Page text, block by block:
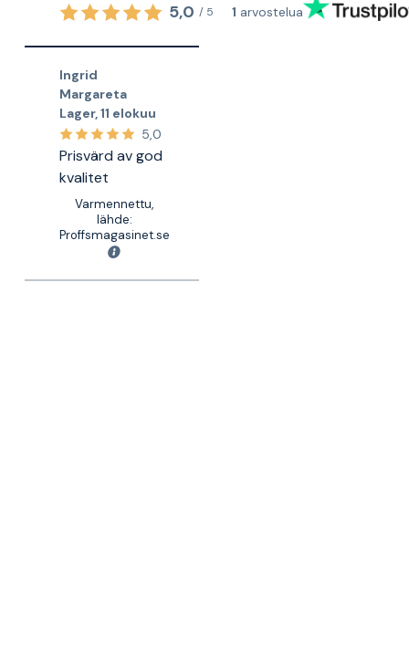
5,0 / 5 1 arvostelua
Ingrid
Margareta
Lager,11 elokuu
5,0
Prisvärd av god
kvalitet
Varmennettu,
lähde:
Proffsmagasinet.se